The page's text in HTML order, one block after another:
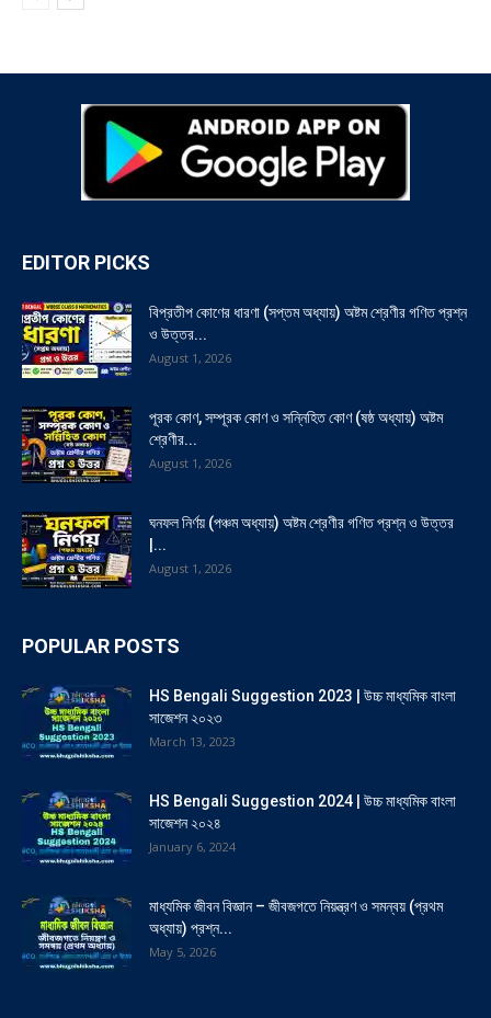
EDITOR PICKS
বিপ্রতীপ কোণের ধারণা (সপ্তম অধ্যায়) অষ্টম শ্রেণীর গণিত প্রশ্ন
ও উত্তর...
August 1, 2026
পূরক কোণ, সম্পূরক কোণ ও সন্নিহিত কোণ (ষষ্ঠ অধ্যায়) অষ্টম
শ্রেণীর...
August 1, 2026
ঘনফল নির্ণয় (পঞ্চম অধ্যায়) অষ্টম শ্রেণীর গণিত প্রশ্ন ও উত্তর
|...
August 1, 2026
POPULAR POSTS
HS Bengali Suggestion 2023 | উচ্চ মাধ্যমিক বাংলা
সাজেশন ২০২৩
March 13, 2023
HS Bengali Suggestion 2024 | উচ্চ মাধ্যমিক বাংলা
সাজেশন ২০২৪
January 6, 2024
মাধ্যমিক জীবন বিজ্ঞান – জীবজগতে নিয়ন্ত্রণ ও সমন্বয় (প্রথম
অধ্যায়) প্রশ্ন...
May 5, 2026